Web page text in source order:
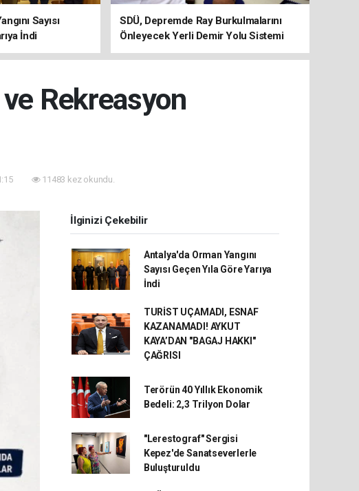
Sayısı
İndi
SDÜ, Depremde Ray Burkulmalarını
Önleyecek Yerli Demir Yolu Sistemi
Geliştiriyor
Rekreasyon
11483 kez okundu.
İlginizi Çekebilir
Antalya'da Orman Yangını
Sayısı Geçen Yıla Göre Yarıya
İndi
TURİST UÇAMADI, ESNAF
KAZANAMADI! AYKUT
KAYA’DAN "BAGAJ HAKKI"
ÇAĞRISI
Terörün 40 Yıllık Ekonomik
Bedeli: 2,3 Trilyon Dolar
"Lerestograf" Sergisi
Kepez'de Sanatseverlerle
Buluşturuldu